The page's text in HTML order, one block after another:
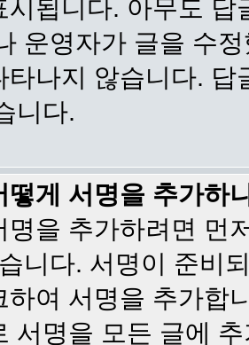
시됩니다. 아무도
운영자가 글을 수
타나지 않습니다.
니다.
떻게 서명을 추가하
명을 추가하려면 먼
니다. 서명이 준비
하여 서명을 추가합
서명을 모든 글에